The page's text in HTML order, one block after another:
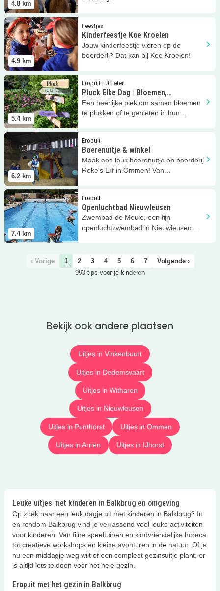
4.8 km
4.9 km
Feestjes
Kinderfeestje Koe Kroelen
Jouw kinderfeestje vieren op de
boerderij? Dat kan bij Koe Kroelen!
Lees meer Kinderfeestje Koe Kroelen
5.4 km
Eropuit | Uit eten
Pluck Elke Dag | Bloemen,
beeldentuin & meer
Een heerlijke plek om samen bloemen
te plukken of te genieten in hun
Lees meer Pluck Elke Dag | Bloemen, beeldentuin &amp;
6.2 km
Eropuit
Boerenuitje & winkel
Maak een leuk boerenuitje op boerderij
Roke's Erf in Ommen! Van
Lees meer Boerenuitje &amp; winkel
7.4 km
Eropuit
Openluchtbad Nieuwleusen
Zwembad de Meule, een fijn
openluchtzwembad in Nieuwleusen
Lees meer Openluchtbad Nieuwleusen
‹ Vorige 1 2 3 4 5 6 7
Volgende ›
993 tips voor je kinderen
Bekijk ook andere plaatsen
Uitjes in Vinkenbuurt
Uitjes in Dedemsvaart
Uitjes in Witharen
Uitjes in Nieuwleusen
Uitjes in Punthorst Uitjes in Ommen
Uitjes in Arriën Uitjes in IJhorst
Leuke uitjes met kinderen in Balkbrug en omgeving
Op zoek naar een leuk dagje uit met kinderen in Balkbrug? In
en rondom Balkbrug vind je verrassend veel leuke activiteiten
voor kinderen. Van fijne speeltuinen en kindvriendelijke horeca
tot creatieve workshops en kleine avonturen in de natuur. Of je
nu een middagje weg wilt of een compleet gezinsuitje plant, er
is altijd iets te doen voor het hele gezin.
Eropuit met het gezin in Balkbrug